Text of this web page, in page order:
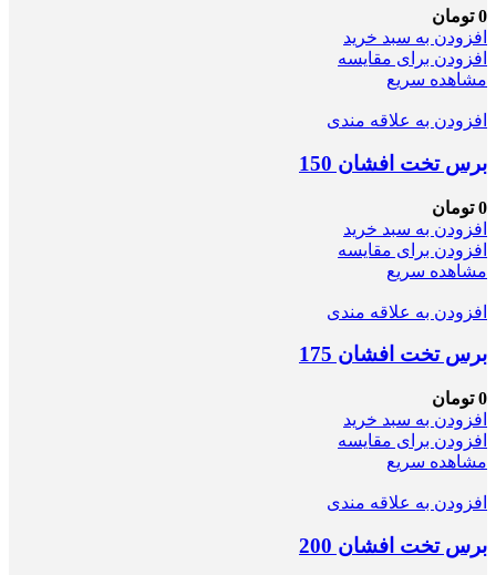
0 تومان
افزودن به سبد خرید
افزودن برای مقایسه
مشاهده سریع
افزودن به علاقه مندی
برس تخت افشان 150
0 تومان
افزودن به سبد خرید
افزودن برای مقایسه
مشاهده سریع
افزودن به علاقه مندی
برس تخت افشان 175
0 تومان
افزودن به سبد خرید
افزودن برای مقایسه
مشاهده سریع
افزودن به علاقه مندی
برس تخت افشان 200